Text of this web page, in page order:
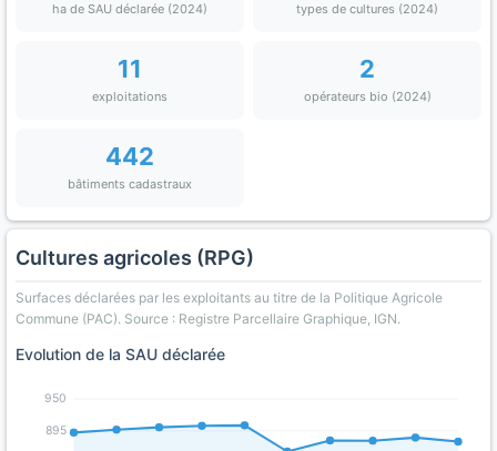
ha de SAU déclarée (2024) types de cultures (2024)
11
exploitations
2
opérateurs bio (2024)
442
bâtiments cadastraux
Cultures agricoles (RPG)
Surfaces déclarées par les exploitants au titre de la Politique Agricole
Commune (PAC). Source : Registre Parcellaire Graphique, IGN.
Evolution de la SAU déclarée
895
950